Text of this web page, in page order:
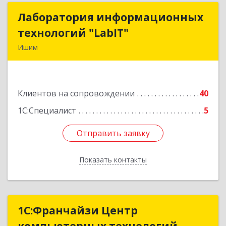
Лаборатория информационных
технологий "LabIT"
Ишим
Клиентов на сопровождении
40
1С:Специалист
5
Отправить заявку
Показать контакты
Лаборатория информационных
технологий "LabIT"
Подробнее
Отправить заявку
Назад
1С:Франчайзи Центр1С:Франчайзи Центр